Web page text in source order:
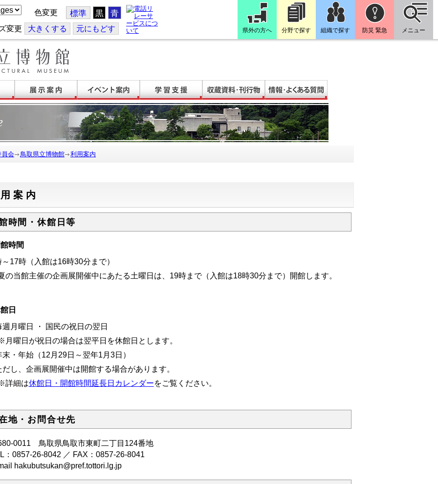
色変更 標準 黒 青
変更 大きくする 元にもどす 県外の方へ 分野で探す 組織で探す 防災 緊急 メニュー
員会 鳥取県立博物館 利用案内
案内
時間・休館日等
時間
～17時（入館は16時30分まで）
の当館主催の企画展開催中にあたる土曜日は、19時まで（入館は18時30分 まで）開館します。
日
週月曜日 ・ 国民の祝日の翌日
曜日が祝日の場合は翌平日を休館日とします。
末・年始（12月29日～翌年1月3日）
だし、企画展開催中は開館する場合があります。
細は休館日・開館時間延長日カレンダーをご覧ください。
地・お問合せ先
0011 鳥取県鳥取市東町二丁目124番地
： 0857-26-8042 ／ FAX：0857-26-8041
hakubutsukan@pref.tottori.lg.jp